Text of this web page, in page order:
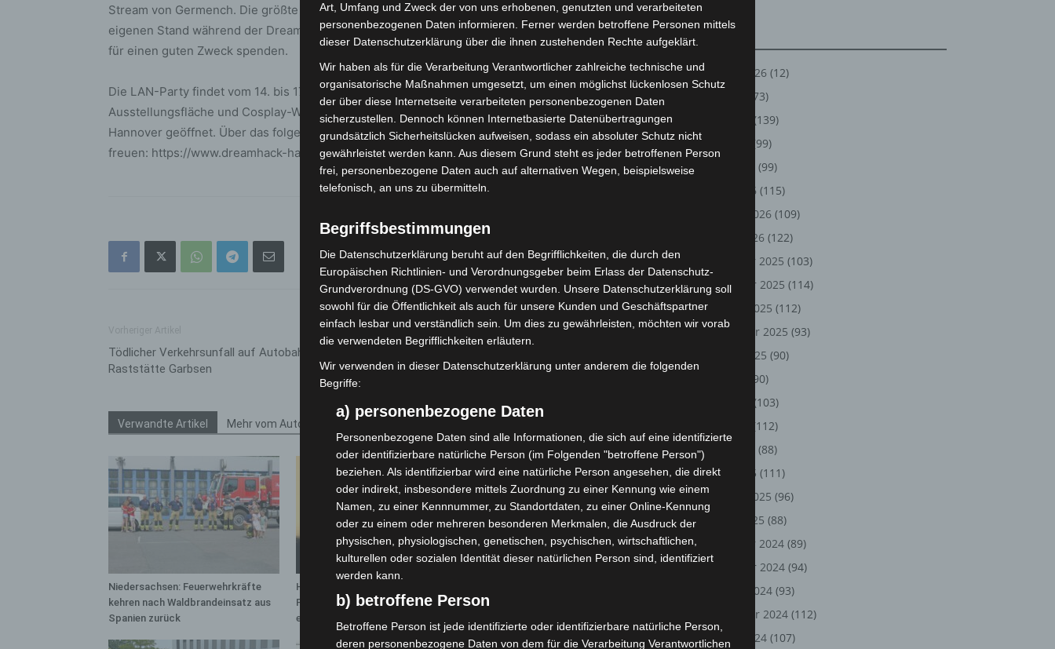
Stream von Germench. Die größte deutsche Community von Speedrunnern wird an ihrem
eigenen Stand während der DreamHack einen Live-Stream abhalten und die Einnahmen daraus
für einen guten Zweck spenden.
Die LAN-Party findet vom 14. bis 17. Dezember statt. Das Festival mit E-Sports-Turnieren,
Ausstellungsfläche und Cosplay-Wettbewerb ist vom 15. bis 17. Dezember auf dem Messeplatz
Hannover geöffnet. Über das folgende Programm können sich die Besucher*innen
freuen: https://www.dreamhack-hannover.de/de/
Tödlicher Verkehrsunfall auf Autobahn-
Raststätte Garbsen
Nächster Artikel
„Nahtstelle“ in Langenhagen
Verwandte Artikel Mehr vom Autor
Niedersachsen: Feuerwehrkräfte
kehren nach Waldbrandeinsatz aus
Spanien zurück
Hannover: Erste Tigermücken-
Population in Niedersachsen
entdeckt
Neuwarmbüchen schnell
August 2026 (12)
(73)
(139)
(99)
(99)
März 2026 (115)
Februar 2026 (109)
Januar 2026 (122)
Dezember 2025 (103)
November 2025 (114)
Oktober 2025 (112)
September 2025 (93)
August 2025 (90)
(90)
(103)
(112)
April 2025
(88)
März 2025 (111)
Februar 2025 (96)
Januar 2025 (88)
Dezember 2024 (89)
November 2024 (94)
Oktober 2024 (93)
September 2024 (112)
August 2024 (107)
Art, Umfang und Zweck der von uns erhobenen, genutzten und verarbeiteten
personenbezogenen Daten informieren. Ferner werden betroffene Personen mittels
dieser Datenschutzerklärung über die ihnen zustehenden Rechte aufgeklärt.
Wir haben als für die Verarbeitung Verantwortlicher zahlreiche technische und
organisatorische Maßnahmen umgesetzt, um einen möglichst lückenlosen Schutz
der über diese Internetseite verarbeiteten personenbezogenen Daten
sicherzustellen. Dennoch können Internetbasierte Datenübertragungen
grundsätzlich Sicherheitslücken aufweisen, sodass ein absoluter Schutz nicht
gewährleistet werden kann. Aus diesem Grund steht es jeder betroffenen Person
frei, personenbezogene Daten auch auf alternativen Wegen, beispielsweise
telefonisch, an uns zu übermitteln.
Begriffsbestimmungen
Die Datenschutzerklärung beruht auf den Begrifflichkeiten, die durch den
Europäischen Richtlinien- und Verordnungsgeber beim Erlass der Datenschutz-
Grundverordnung (DS-GVO) verwendet wurden. Unsere Datenschutzerklärung soll
sowohl für die Öffentlichkeit als auch für unsere Kunden und Geschäftspartner
einfach lesbar und verständlich sein. Um dies zu gewährleisten, möchten wir vorab
die verwendeten Begrifflichkeiten erläutern.
Wir verwenden in dieser Datenschutzerklärung unter anderem die folgenden
Begriffe:
a) personenbezogene Daten
Personenbezogene Daten sind alle Informationen, die sich auf eine identifizierte
oder identifizierbare natürliche Person (im Folgenden "betroffene Person")
beziehen. Als identifizierbar wird eine natürliche Person angesehen, die direkt
oder indirekt, insbesondere mittels Zuordnung zu einer Kennung wie einem
Namen, zu einer Kennnummer, zu Standortdaten, zu einer Online-Kennung
oder zu einem oder mehreren besonderen Merkmalen, die Ausdruck der
physischen, physiologischen, genetischen, psychischen, wirtschaftlichen,
kulturellen oder sozialen Identität dieser natürlichen Person sind, identifiziert
werden kann.
b) betroffene Person
Betroffene Person ist jede identifizierte oder identifizierbare natürliche Person,
deren personenbezogene Daten von dem für die Verarbeitung Verantwortlichen